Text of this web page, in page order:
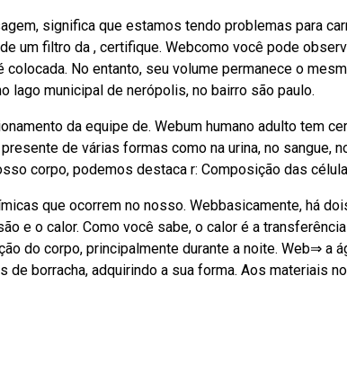
significa que estamos tendo problemas para
um filtro da , certifique. Webcomo você pode
colocada. No entanto, seu volume permanece o
lago municipal de nerópolis, no bairro são paulo.
da equipe de. Webum humano adulto tem
de várias formas como na urina, no sangue,
corpo, podemos destaca r: Composição das
que ocorrem no nosso. Webbasicamente, há
e o calor. Como você sabe, o calor é a
do corpo, principalmente durante a noite. Web⇒ a
de borracha, adquirindo a sua forma. Aos materiais